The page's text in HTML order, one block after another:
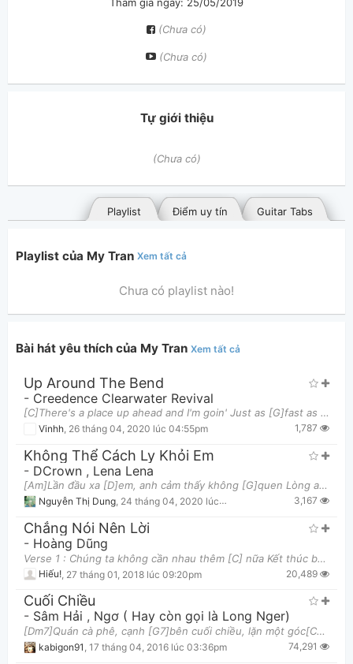
(Chưa có)
(Chưa có)
Tự giới thiệu
(Chưa có)
Guitar Tabs
Điểm uy tín
Playlist
Bài hát yêu thích
Bài hát đã đăng
Thông tin chung
Playlist của My Tran Xem tất cả
Chưa có playlist nào!
Bài hát yêu thích của My Tran Xem tất cả
Up Around The Bend
- Creedence Clearwater Revival
[C]There's a place up ahead and I'm goin' Just as [G]fast as my [G7]feet can [C]fly [C]Come away,
Vinhh, 26 tháng 04, 2020 lúc 04:55pm 1,787
Không Thể Cách Ly Khỏi Em
- DCrown , Lena Lena
[Am]Lần đầu xa [D]em, anh cảm thấy không [G]quen Lòng anh bao nhiêu tâm [Em]tình cứ nối tiếp đan xe
Nguyễn Thị Dung, 24 tháng 04, 2020 lúc 09:23pm 3,167
Chẳng Nói Nên Lời
- Hoàng Dũng
Verse 1 : Chúng ta không cần nhau thêm [C] nữa Kết thúc bao ngày qua được [Cmaj7] chưa ?" Có hay
Hiếu! 27 tháng 01, 2018 lúc 09:20pm 20,489
Cuối Chiều
- Sâm Hải , Ngơ ( Hay còn gọi là Long Nger)
[Dm7]Quán cà phê, cạnh [G7]bên cuối chiều, lặn một góc[Cmaj7] phố xá tiêu [A7]điều [Dm7]Bên ngoài k
kabigon91 17 tháng 04, 2016 lúc 03:36pm 74,291